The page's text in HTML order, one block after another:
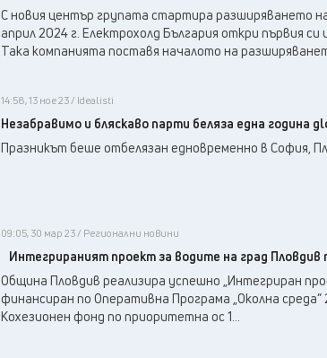
°C
Плевен, 35°C
Пловдив, 34°C
Силистра , 32°C
Сливен , 31°C
Търговище, 31°C
Хасково, 35°C
Шумен , 31°C
С новия център групата стартира разширяването
април 2024 г. Електрохолд България откри първия
Така компанията поставя началото на
14:58, 13 ное 23 / Idealisti
Незабравимо и бляскaво парти беляза една година
Празникът беше отбелязан едновременно в София,
09:05, 30 мар 23 / Регионални новини
Интегрираният проект за водите на град
Община Пловдив реализира успешно „Интегриран
финансиран по Оперативна Програма „Околна
Кохезионен фонд по приоритетна ос 1...